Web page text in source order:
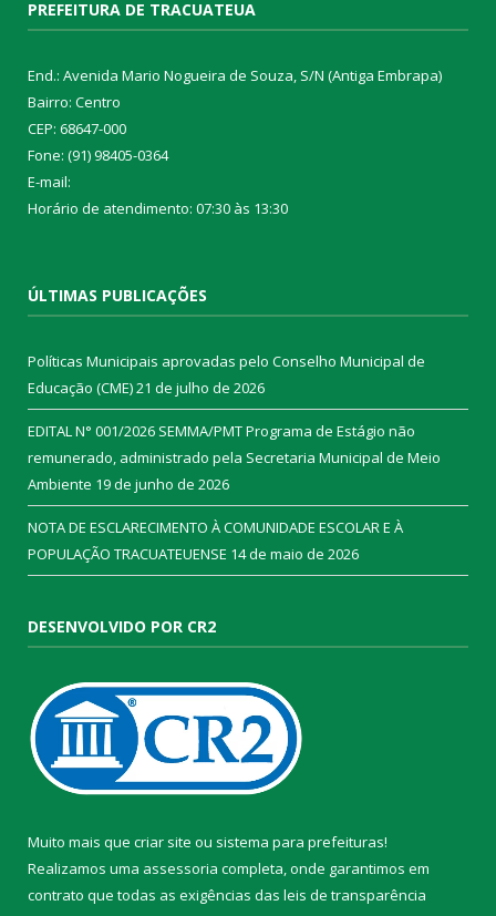
PREFEITURA DE TRACUATEUA
End.: Avenida Mario Nogueira de Souza, S/N (Antiga Embrapa)
Bairro: Centro
CEP: 68647-000
Fone: (91) 98405-0364
E-mail:
Horário de atendimento: 07:30 às 13:30
ÚLTIMAS PUBLICAÇÕES
Políticas Municipais aprovadas pelo Conselho Municipal de
Educação (CME)21 de julho de 2026
EDITAL N° 001/2026 SEMMA/PMT Programa de Estágio não
remunerado, administrado pela Secretaria Municipal de Meio
Ambiente 19 de junho de 2026
NOTA DE ESCLARECIMENTO À COMUNIDADE ESCOLAR E À
POPULAÇÃO TRACUATEUENSE 14 de maio de 2026
DESENVOLVIDO POR CR2
Muito mais que criar site ou sistema para prefeituras!
Realizamos uma assessoria completa, onde garantimos em
contrato que todas as exigências das leis de transparência